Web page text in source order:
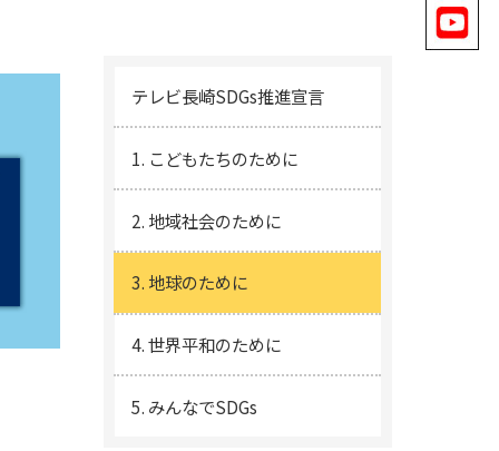
テレビ長崎SDGs推進宣言
1. こどもたちのために
2. 地域社会のために
3. 地球のために
4. 世界平和のために
5. みんなでSDGs